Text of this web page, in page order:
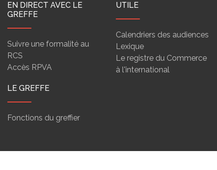
EN DIRECT AVEC LE
GREFFE
Suivre une formalité au
RCS
Accès RPVA
UTILE
Calendriers des audiences
Lexique
Le registre du Commerce
à l'international
LE GREFFE
Fonctions du greffier